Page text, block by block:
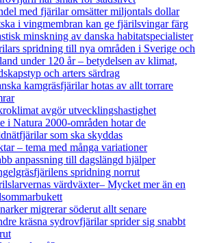
med fjärilar omsätter miljontals dollar
i vingmembran kan ge fjärilsvingar färg
minskning av danska habitatspecialister
spridning till nya områden i Sverige och
under 120 år– betydelsen av klimat,
och arters särdrag
kamgräsfjärilar hotas av allt torrare
avgör utvecklingshastighet
i Natura 2000-områden hotar de
som ska skyddas
– tema med många variationer
anpassning till dagslängd hjälper
spridning norrut
värdväxter– Mycket mer än en
migrerar söderut allt senare
kräsna sydrovfjärilar sprider sig snabbt